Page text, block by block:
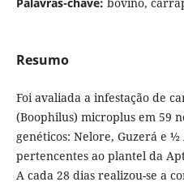
Resumo
Foi avaliada a infestação de
(Boophilus) microplus em 59
genéticos: Nelore, Guzerá e
pertencentes ao plantel da
A cada 28 dias realizou-se a